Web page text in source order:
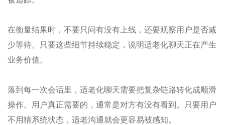
在衡量结果时，不要只问有没有上线，还要观察用户是否减
少等待。只要这些细节持续稳定，说明适老化聊天正在产生
业务价值。
落到每一次会话里，适老化聊天需要把复杂链路转化成顺滑
操作。用户真正需要的，通常是对方有没有看到。只要用户
不用猜系统状态，适老沟通就会更容易被感知。